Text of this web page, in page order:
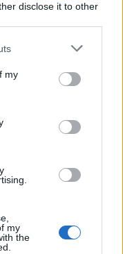
disclose it to other
my
my
the